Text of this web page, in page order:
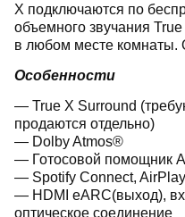
X подключаются по
объемного звучания
в любом месте комнаты.
Особенности
— True X Surround
продаются отдельно)
— Dolby Atmos®
— Готосовой помощник
— Spotify Connect,
— HDMI eARC(выход),
оптическое соединение